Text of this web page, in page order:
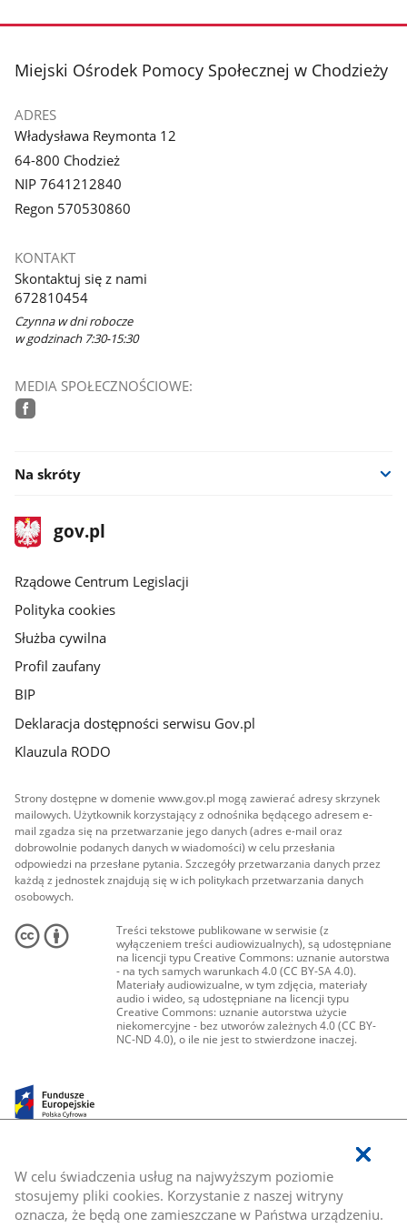
W celu świadczenia usług na najwyższym poziomie
stosujemy pliki cookies. Korzystanie z naszej witryny
oznacza, że będą one zamieszczane w Państwa urządzeniu.
stopka
Miejski Ośrodek Pomocy Społecznej w Chodzieży
ADRES
Władysława Reymonta 12
64-800 Chodzież
NIP 7641212840
Regon 570530860
KONTAKT
Skontaktuj się z nami
672810454
Czynna w dni robocze
w godzinach 7:30-15:30
MEDIA SPOŁECZNOŚCIOWE:
Na skróty
stopka
gov.plStrona
gov.pl
Rządowe Centrum Legislacji
Polityka cookies
Służba cywilna
Profil zaufany
BIP
Deklaracja dostępności serwisu Gov.pl
Klauzula RODO
Strony dostępne w domenie www.gov.pl mogą zawierać adresy skrzynek
mailowych. Użytkownik korzystający z odnośnika będącego adresem e-
mail zgadza się na przetwarzanie jego danych (adres e-mail oraz
dobrowolnie podanych danych w wiadomości) w celu przesłania
odpowiedzi na przesłane pytania. Szczegóły przetwarzania danych przez
każdą z jednostek znajdują się w ich politykach przetwarzania danych
osobowych.
Treści tekstowe publikowane w serwisie (z
wyłączeniem treści audiowizualnych), są udostępniane
na licencji typu Creative Commons: uznanie autorstwa
- na tych samych warunkach 4.0 (CC BY-SA 4.0).
Materiały audiowizualne, w tym zdjęcia, materiały
audio i wideo, są udostępniane na licencji typu
Creative Commons: uznanie autorstwa użycie
niekomercyjne - bez utworów zależnych 4.0 (CC BY-
NC-ND 4.0), o ile nie jest to stwierdzone inaczej.